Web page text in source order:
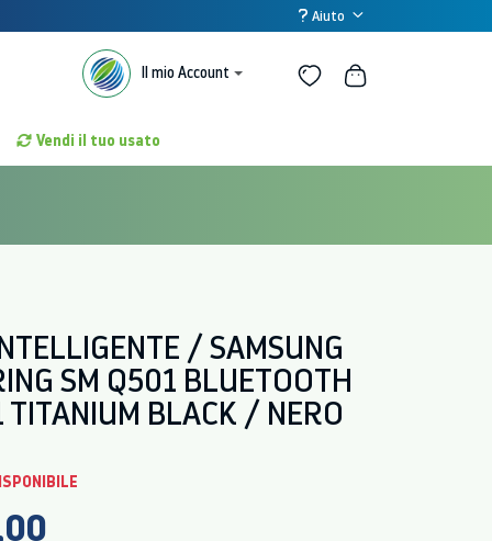
Aiuto
Il mio Account
Vendi il tuo usato
/ SAMSUNG
SM Q501 BLUETOOTH
TITANIUM BLACK / NERO